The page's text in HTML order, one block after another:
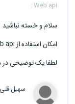
Web api :
سلام و خسته نباشید
امکان استفاده از web api در signalR هستش؟
لطفا یک توضیحی
سهیل قلی